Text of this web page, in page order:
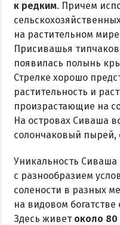
к редким. Причем
на растительном
Присивашья
появилась полынь
Стрелке хорошо
растительность и
произрастающие на
На островах Сиваша
солончаковый пырей,
Уникальность Сиваша
с разнообразием
солености в разных
на видовом
Здесь живет около 80